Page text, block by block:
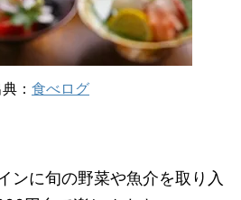
： 食べログ
ンに旬の野菜や魚介を取り入